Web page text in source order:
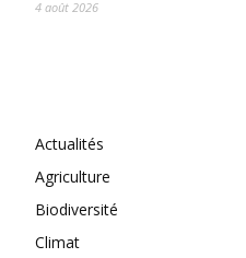
4 août 2026
Actualités
Agriculture
Biodiversité
Climat